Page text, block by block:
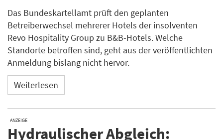
Das Bundeskartellamt prüft den geplanten
Betreiberwechsel mehrerer Hotels der insolventen
Revo Hospitality Group zu B&B-Hotels. Welche
Standorte betroffen sind, geht aus der veröffentlichten
Anmeldung bislang nicht hervor.
Weiterlesen
ANZEIGE
Hydraulischer Abgleich: